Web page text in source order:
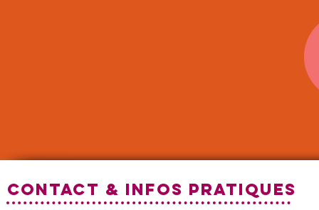
CONTACT & INFOS PRATIQUES